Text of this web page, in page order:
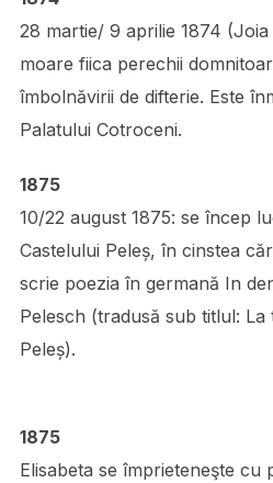
28 martie/ 9 aprilie 1874
moare fiica perechii
îmbolnăvirii de difterie. Este
Palatului Cotroceni.
1875
10/22 august 1875: se încep
Castelului Peleș, în cinstea
scrie poezia în germană In
Pelesch (tradusă sub titlul: La
Peleș).
1875
Elisabeta se împrieteneşte cu